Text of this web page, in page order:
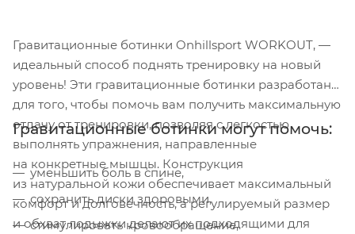
Гравитационные ботинки Onhillsport WORKOUT, —
идеальный способ поднять тренировку на новый
уровень! Эти гравитационные ботинки разработаны
для того, чтобы помочь вам получить максимальную
отдачу от тренировки, позволяя с легкостью
выполнять упражнения, направленные
на конкретные мышцы. Конструкция
из натуральной кожи обеспечивает максимальный
комфорт и долговечность, а регулируемый размер
и обхват лодыжки делают их подходящими для
Гравитационные ботинки могут помочь:
уменьшить боль в спине,
сохранить диски здоровыми,
стимулировать кровообращение,